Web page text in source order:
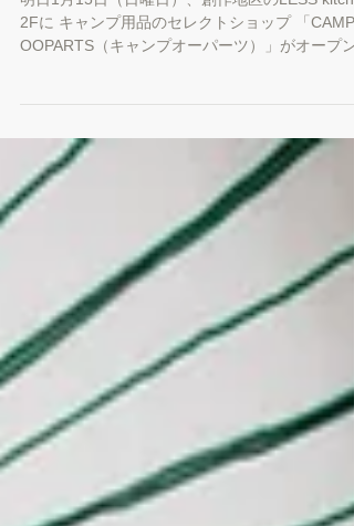
1月15日OPEN! CAMP
OOPARTS
2Fに キャンプ用品のセレクトショップ 「CAMP
たします！ ヴィンテージから厳選されたGOODS
たちが並び、 CAMP...